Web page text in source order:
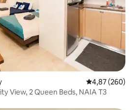
4,87 av 5 i
4,87 (260)
View, 2 Queen Beds, NAIA T3